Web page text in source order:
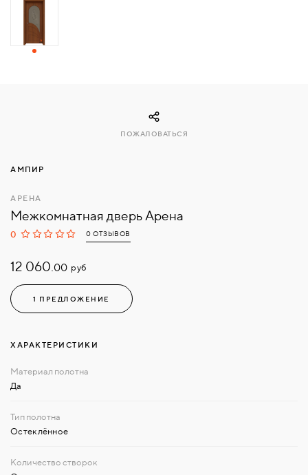
СВЯЗАТЬСЯ
АМПИР
АРЕНА
Межкомнатная дверь Арена
0 0 ОТЗЫВОВ
12 060.00 руб
1 ПРЕДЛОЖЕНИЕ
ПОЖАЛОВАТЬСЯ
ХАРАКТЕРИСТИКИ
Да
Остеклённое